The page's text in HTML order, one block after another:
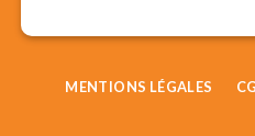
MENTIONS LÉGALES